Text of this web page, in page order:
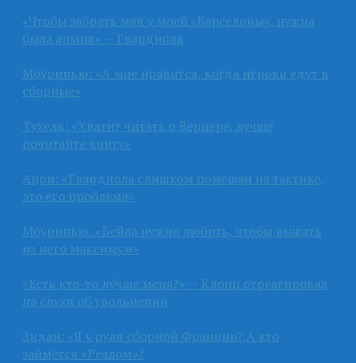
«Чтобы забрать мяч у моей «Барселоны», нужна
была армия» — Гвардиола
Моуринью: «А мне нравится, когда игроки едут в
сборные»
Тухель: «Хватит читать о Вернере, лучше
почитайте книгу»
Анри: «Гвардиола слишком помешан на тактике,
это его проблема»
Моуринью: «Бейла нужно любить, чтобы выжать
из него максимум»
«Есть кто-то лучше меня?» — Клопп отреагировал
на слухи об увольнении
Зидан: «Я у руля сборной Франции? А кто
займётся «Реалом»?